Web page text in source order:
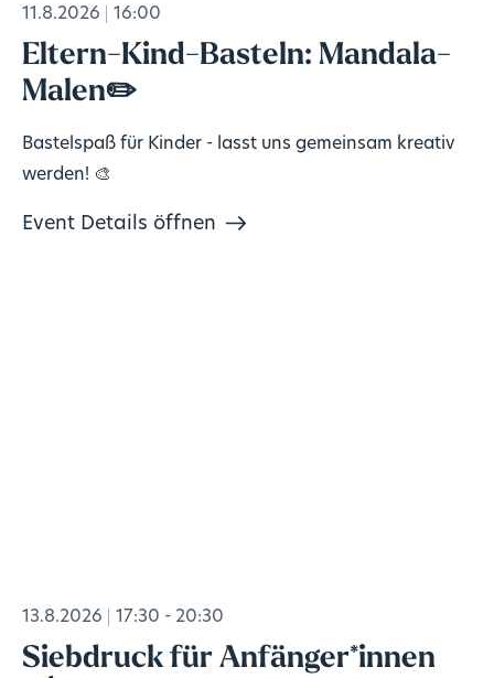
11.8.2026 16:00
Eltern-Kind-Basteln: Mandala-
Malen✏️
Bastelspaß für Kinder - lasst uns gemeinsam kreativ
werden! 🎨
Event Details öffnen
13.8.2026 17:30 - 20:30
Siebdruck für Anfänger*innen